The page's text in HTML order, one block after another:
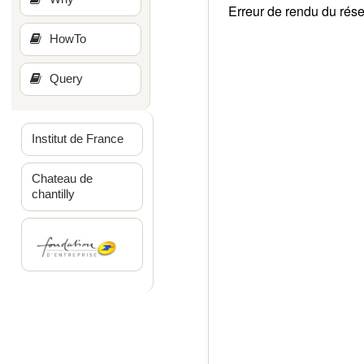
HowTo
Query
Institut de France
Chateau de
chantilly
Erreur de rendu du